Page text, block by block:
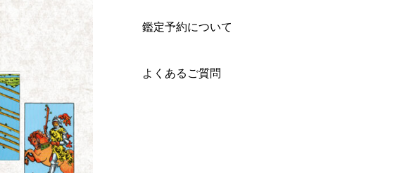
鑑定予約について
よくあるご質問